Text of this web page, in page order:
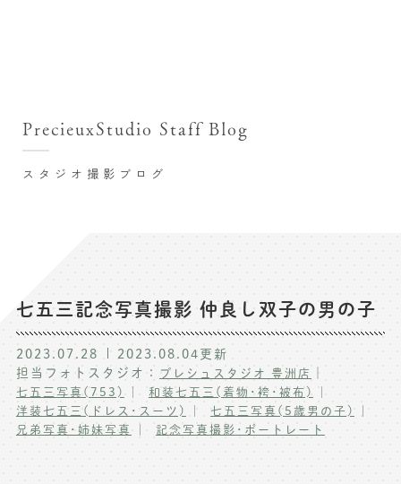
七五三お参り用着物レンタル
お宮参り写真撮影
ハーフバースデー撮影
卒業袴･卒業写真撮影
入園入学･卒園卒業記念撮影
ハーフ成人式･10歳の祝い記念撮影
家族写真･記念写真撮影
ペット写真撮影
記念撮影コラム
よくある質問
写真商品一覧
スタジオ撮影ブログ
PrecieuxStudio Staff Blog
七五三記念写真撮影 仲良し双子の男の子
2023.07.28 2023.08.04更新
担当フォトスタジオ： プレシュスタジオ 豊洲店 ｜
七五三写真(753)
和装七五三(着物･袴･被布)
洋装七五三(ドレス･スーツ)
七五三写真(5歳男の子)
兄弟写真･姉妹写真
記念写真撮影･ポートレート